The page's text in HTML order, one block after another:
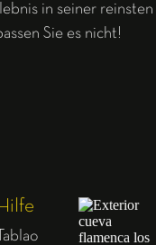
in seiner reinsten
Sie es nicht!
Hilfe
Tablao